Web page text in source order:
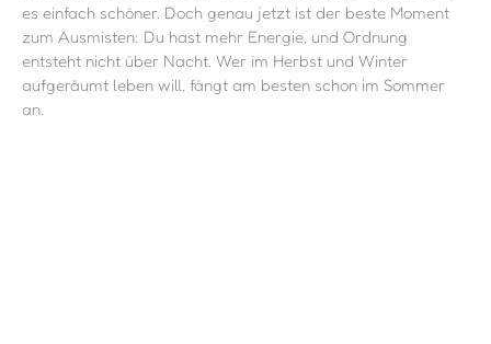
es einfach schöner. Doch genau jetzt ist der beste Moment
zum Ausmisten: Du hast mehr Energie, und Ordnung
entsteht nicht über Nacht. Wer im Herbst und Winter
aufgeräumt leben will, fängt am besten schon im Sommer
an.